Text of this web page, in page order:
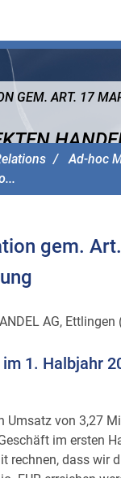
Ad-hoc
GEM. ART. 17
gem.
AG,
1. Halbjahr
von 3,27
im ersten
rechnen, dass wir